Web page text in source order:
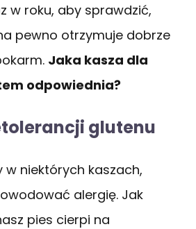
w roku, aby sprawdzić,
pewno otrzymuje dobrze
Jaka kasza dla
odpowiednia?
glutenu
w niektórych kaszach,
alergię. Jak
pies cierpi na